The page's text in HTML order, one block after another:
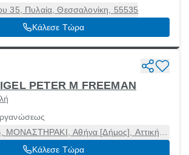
35, Πυλαία, Θεσσαλονίκη, 55535
Κάλεσε Τώρα
PETER M FREEMAN
Αθήνα [Δήμος], Αττική,
10555
Κάλεσε Τώρα